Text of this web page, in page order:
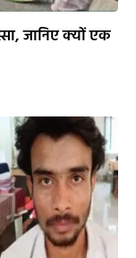
जानिए क्यों एक